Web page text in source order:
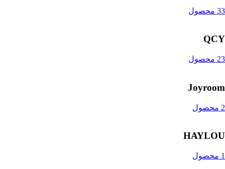
33 محصول
QCY
23 محصول
Joyroom
2 محصول
HAYLOU
1 محصول